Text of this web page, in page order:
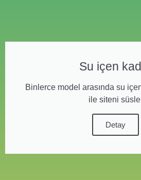
Su içen
Binlerce model arasında su
ile siteni
Detay